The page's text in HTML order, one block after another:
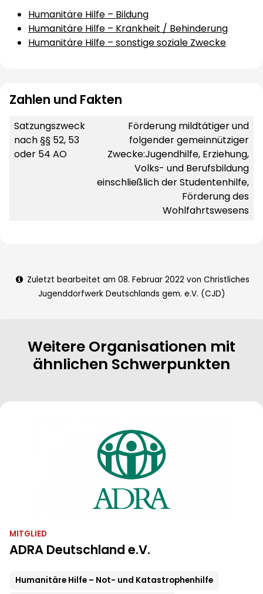
Humanitäre Hilfe – Bildung
Humanitäre Hilfe – Krankheit / Behinderung
Humanitäre Hilfe – sonstige soziale Zwecke
Zahlen und Fakten
Satzungszweck
nach §§ 52, 53
oder 54 AO
Förderung mildtätiger und
folgender gemeinnütziger
Zwecke:Jugendhilfe, Erziehung,
Volks- und Berufsbildung
einschließlich der Studentenhilfe,
Förderung des
Wohlfahrtswesens
Zuletzt bearbeitet am 08. Februar 2022 von Christliches
Jugenddorfwerk Deutschlands gem. e.V. (CJD)
Weitere Organisationen mit
ähnlichen Schwerpunkten
MITGLIED
ADRA Deutschland e.V.
Humanitäre Hilfe – Not- und Katastrophenhilfe